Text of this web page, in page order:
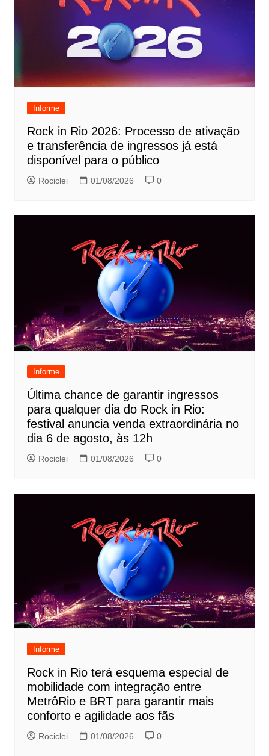
Informe
Rock in Rio 2026: Processo de ativação
e transferência de ingressos já está
disponível para o público
Rociclei 01/08/2026 0
Informe
Última chance de garantir ingressos
para qualquer dia do Rock in Rio:
festival anuncia venda extraordinária no
dia 6 de agosto, às 12h
Rociclei 01/08/2026 0
Informe
Rock in Rio terá esquema especial de
mobilidade com integração entre
MetrôRio e BRT para garantir mais
conforto e agilidade aos fãs
Rociclei 01/08/2026 0